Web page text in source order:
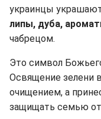
украинцы
липы, дуба,
чабрецом.
Это символ
Освящение зелени
очищением, а
защищать семью от